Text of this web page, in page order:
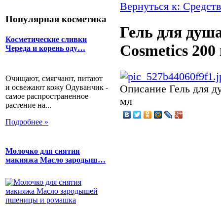
Популярная косметика
Косметические сливки
Череда и корень оду…
Очищают, смягчают, питают
и освежают кожу Одуванчик -
самое распространенное
растение на...
Подробнее »
Молочко для снятия
макияжа Масло зародыш…
Вернуться к:
Гель для
Cosmetics
Описание Гель для
мл